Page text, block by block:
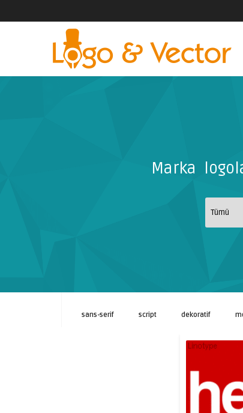
Marka
sans-serif script dekoratif